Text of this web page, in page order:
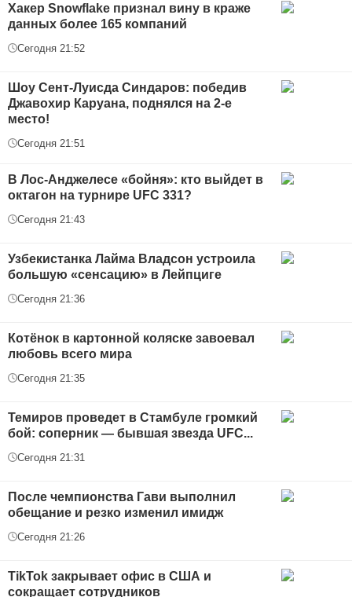
Хакер Snowflake признал вину в краже
данных более 165 компаний
Сегодня 21:52
Шоу Сент-Луисда Синдаров: победив
Джавохир Каруана, поднялся на 2-е
место!
Сегодня 21:51
В Лос-Анджелесе «бойня»: кто выйдет в
октагон на турнире UFC 331?
Сегодня 21:43
Узбекистанка Лайма Владсон устроила
большую «сенсацию» в Лейпциге
Сегодня 21:36
Котёнок в картонной коляске завоевал
любовь всего мира
Сегодня 21:35
Темиров проведет в Стамбуле громкий
бой: соперник — бывшая звезда UFC...
Сегодня 21:31
После чемпионства Гави выполнил
обещание и резко изменил имидж
Сегодня 21:26
TikTok закрывает офис в США и
сокращает сотрудников